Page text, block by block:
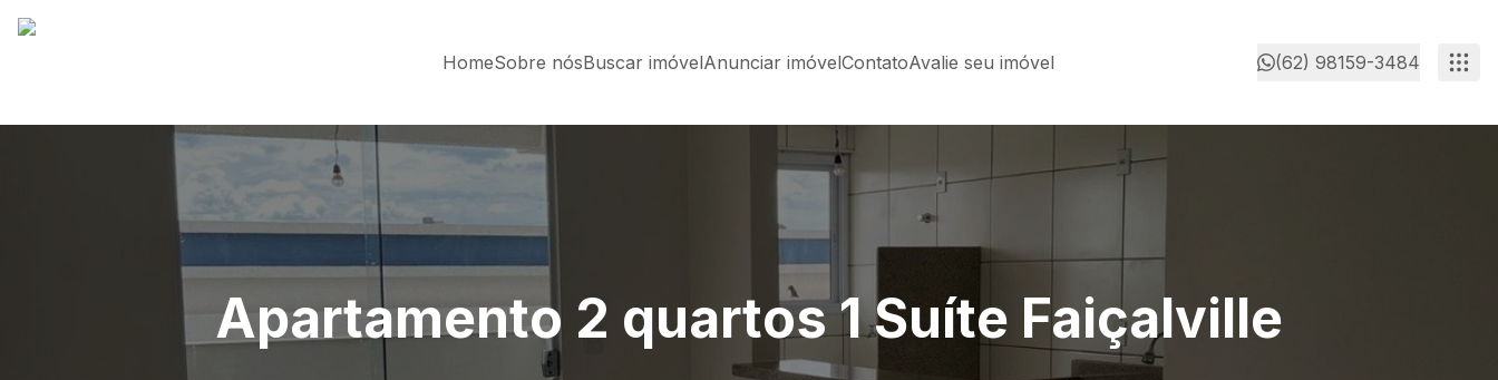
HomeSobre nósBuscar imóvelAnunciar imóvelContatoAvalie seu imóvel (62) 98159-3484
Apartamento 2 quartos 1 Suíte Faiçalville